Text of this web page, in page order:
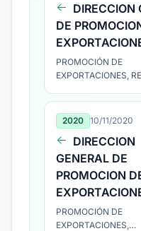
DIRECCION
DE
PROMOCIÓN DE
EXPORTACIONES,
2020 10/11/2020
DIRECCION
GENERAL DE
PROMOCION
PROMOCIÓN DE
EXPORTACIONES,